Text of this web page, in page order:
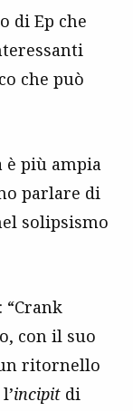
di Ep che
che può
è più ampia
parlare di
solipsismo
con il suo
ritornello
incipit di